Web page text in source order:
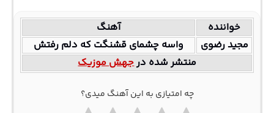
خواننده
آهنگ
مجید رضوی
واسه چشمای قشنگت که دلم رفتش
منتشر شده درجهش موزیک
چه امتیازی به این آهنگ میدی؟